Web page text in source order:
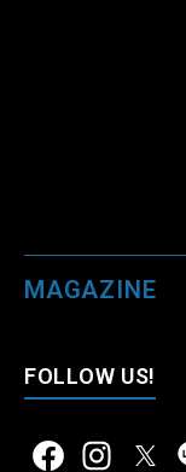
MAGAZINE
FOLLOW US!